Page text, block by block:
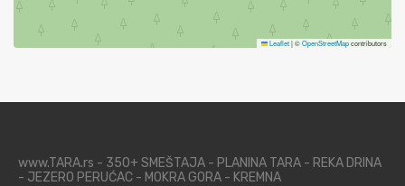
Leaflet|©OpenStreetMapcontributors
www.TARA.rs - 350+ SMEŠTAJA - PLANINA TARA - REKA DRINA
- JEZERO PERUĆAC - MOKRA GORA - KREMNA